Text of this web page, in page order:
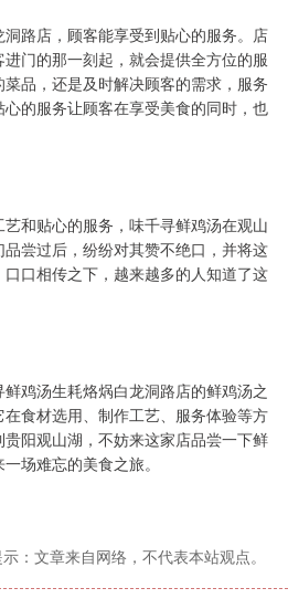
路店，顾客能享受到贴心的服务。店
门的那一刻起，就会提供全方位的服
品，还是及时解决顾客的需求，服务
的服务让顾客在享受美食的同时，也
和贴心的服务，味千寻鲜鸡汤在观山
尝过后，纷纷对其赞不绝口，并将这
口相传之下，越来越多的人知道了这
鸡汤生耗烙㶽白龙洞路店的鲜鸡汤之
食材选用、制作工艺、服务体验等方
阳观山湖，不妨来这家店品尝一下鲜
场难忘的美食之旅。
：文章来自网络，不代表本站观点。